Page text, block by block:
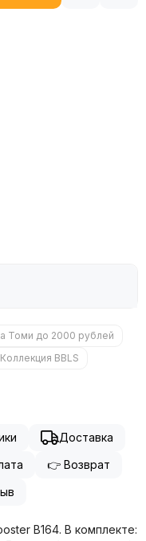
Томи до 2000 рублей
Коллекция BBLS
Доставка
👉 Возврат
B164. В комплекте: